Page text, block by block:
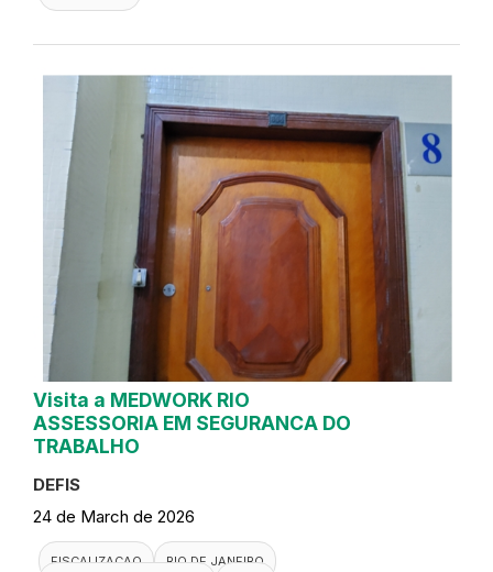
Visita a MEDWORK RIO
ASSESSORIA EM SEGURANCA DO
TRABALHO
DEFIS
24 de March de 2026
FISCALIZACAO
RIO DE JANEIRO